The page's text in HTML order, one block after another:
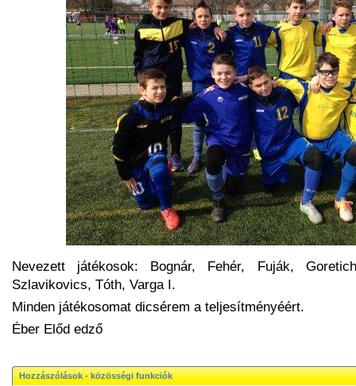
Nevezett játékosok: Bognár, Fehér, Fuják,
Szlavikovics, Tóth, Varga I.
Minden játékosomat dicsérem a teljesítményéért.
Éber Előd edző
Hozzászólások - közösségi funkciók